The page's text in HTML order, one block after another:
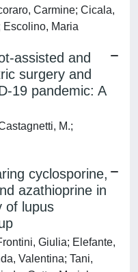
Carmine; Cicala,
Escolino, Maria
assisted and
surgery and
19 pandemic: A
M.;
cyclosporine,
azathioprine in
of lupus
Giulia; Elefante,
Valentina; Tani,